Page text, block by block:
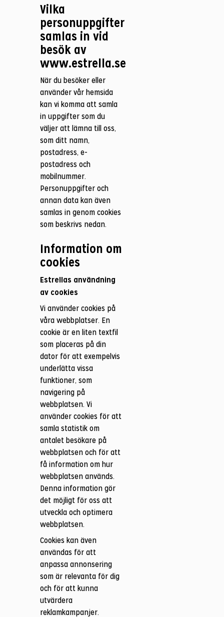
Vilka
personuppgifter
samlas in vid
besök av
www.estrella.se
När du besöker eller
använder vår hemsida
kan vi komma att samla
in uppgifter som du
väljer att lämna till oss,
som ditt namn,
postadress, e-
postadress och
mobilnummer.
Personuppgifter och
annan data kan även
samlas in genom cookies
som beskrivs nedan.
Information om
cookies
Estrellas användning
av cookies
Vi använder cookies på
våra webbplatser. En
cookie är en liten textfil
som placeras på din
dator för att exempelvis
underlätta vissa
funktioner, som
navigering på
webbplatsen. Vi
använder cookies för att
samla statistik om
antalet besökare på
webbplatsen och för att
få information om hur
webbplatsen används.
Denna information gör
det möjligt för oss att
utveckla och optimera
webbplatsen.
Cookies kan även
användas för att
anpassa annonsering
som är relevanta för dig
och för att kunna
utvärdera
reklamkampanjer.